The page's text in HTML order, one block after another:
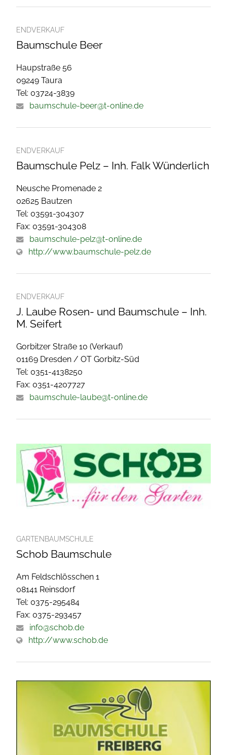
ENDVERKAUF
Baumschule Beer
Haupstraße 56
09249 Taura
Tel: 03724-3839
baumschule-beer@t-online.de
ENDVERKAUF
Baumschule Pelz – Inh. Falk Wünderlich
Neusche Promenade 2
02625 Bautzen
Tel: 03591-304307
Fax: 03591-304308
baumschule-pelz@t-online.de
http://www.baumschule-pelz.de
ENDVERKAUF
J. Laube Rosen- und Baumschule – Inh.
M. Seifert
Gorbitzer Straße 10 (Verkauf)
01169 Dresden / OT Gorbitz-Süd
Tel: 0351-4138250
Fax: 0351-4207727
baumschule-laube@t-online.de
GARTENBAUMSCHULE
Schob Baumschule
Am Feldschlösschen 1
08141 Reinsdorf
Tel: 0375-295484
Fax: 0375-293457
info@schob.de
http://www.schob.de